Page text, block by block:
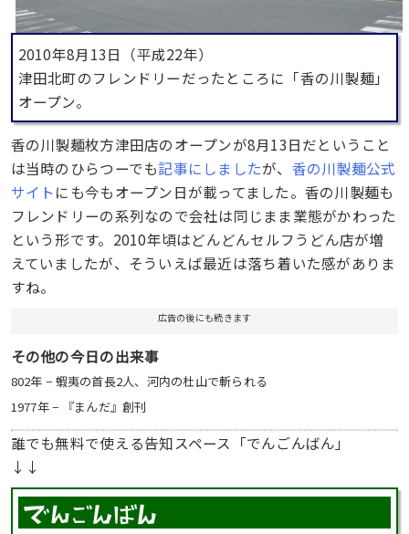
2010年8月13日（平成22年）
津田北町のフレンドリーだったところに「香の川製麺」
オープン。
香の川製麺枚方津田店のオープンが8月13日だということ
は当時のひらつーでも記事にしましたが、 香の川製麺公式
サイト にも今もオープン日が載ってました。香の川製麺も
フレンドリーの系列なので会社は同じまま業態がかわった
という形です。2010年頃はどんどんセルフうどん店が増
えていましたが、そういえば最近は落ち着いた感がありま
すね。
広告の後にも続きます
その他の今日の出来事
802年 − 蝦夷の首長2人、河内の杜山で斬られる
1977年 − 『まんだ』創刊
誰でも無料で使える告知スペース「でんごんばん」
↓↓